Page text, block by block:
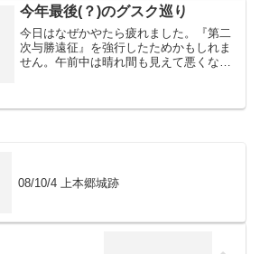
めて訪れました。 ...
今年最後(？)のグスク巡り
今日はなぜかやたら疲れました。『第二
次与勝遠征』を強行したためかもしれま
せん。午前中は晴れ間も見えて悪くない
ものです。海中道路を渡った最初の平安
08/10/4 上本郷城跡